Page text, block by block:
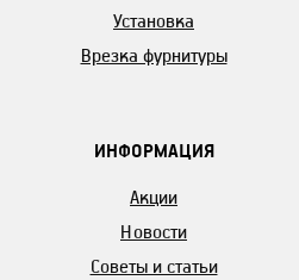
Установка
Врезка фурнитуры
ИНФОРМАЦИЯ
Акции
Новости
Советы и статьи